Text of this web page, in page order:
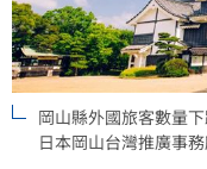
岡山縣外國旅客數量
日本岡山台灣推廣事務